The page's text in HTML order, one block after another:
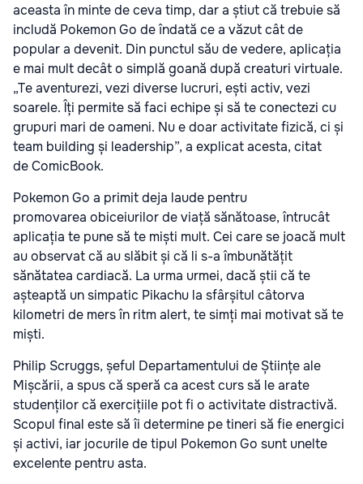
aceasta în minte de ceva timp, dar a știut că trebuie să
includă Pokemon Go de îndată ce a văzut cât de
popular a devenit. Din punctul său de vedere, aplicația
e mai mult decât o simplă goană după creaturi virtuale.
„Te aventurezi, vezi diverse lucruri, ești activ, vezi
soarele. Îți permite să faci echipe și să te conectezi cu
grupuri mari de oameni. Nu e doar activitate fizică, ci și
team building și leadership”, a explicat acesta, citat
de ComicBook.
Pokemon Go a primit deja laude pentru
promovarea obiceiurilor de viață sănătoase, întrucât
aplicația te pune să te miști mult. Cei care se joacă mult
au observat că au slăbit și că li s-a îmbunătățit
sănătatea cardiacă. La urma urmei, dacă știi că te
așteaptă un simpatic Pikachu la sfârșitul câtorva
kilometri de mers în ritm alert, te simți mai motivat să te
miști.
Philip Scruggs, șeful Departamentului de Științe ale
Mișcării, a spus că speră ca acest curs să le arate
studenților că exercițiile pot fi o activitate distractivă.
Scopul final este să îi determine pe tineri să fie energici
și activi, iar jocurile de tipul Pokemon Go sunt unelte
excelente pentru asta.